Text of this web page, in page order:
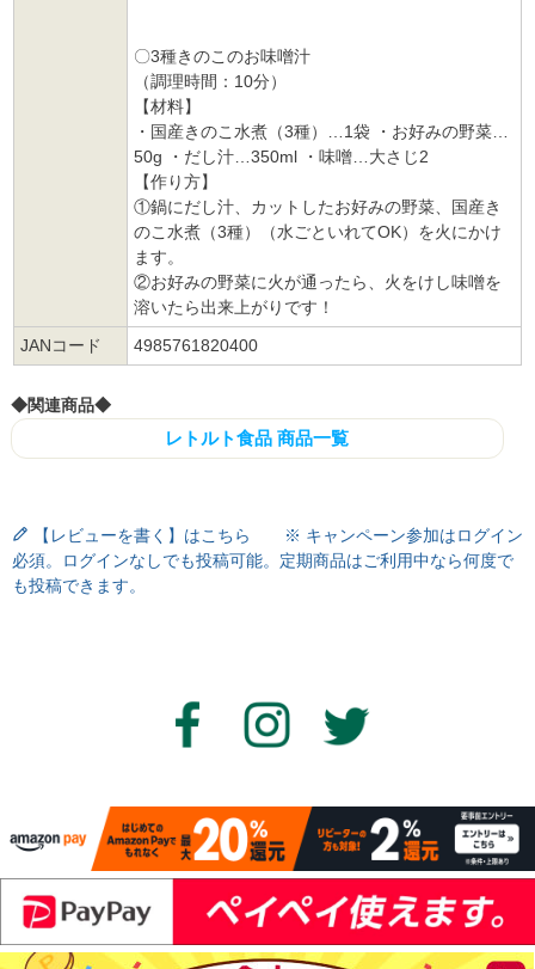
〇3種きのこのお味噌汁
（調理時間：10分）
【材料】
・国産きのこ水煮（3種）…1袋 ・お好みの野菜…
50g ・だし汁…350ml ・味噌…大さじ2
【作り方】
①鍋にだし汁、カットしたお好みの野菜、国産き
のこ水煮（3種）（水ごといれてOK）を火にかけ
ます。
②お好みの野菜に火が通ったら、火をけし味噌を
溶いたら出来上がりです！
JANコード
4985761820400
◆関連商品◆
レトルト食品 商品一覧
【レビューを書く】はこちら ※ キャンペーン参加はログイン
必須。ログインなしでも投稿可能。定期商品はご利用中なら何度で
も投稿できます。